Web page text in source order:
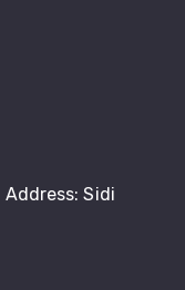
Address: Sidi